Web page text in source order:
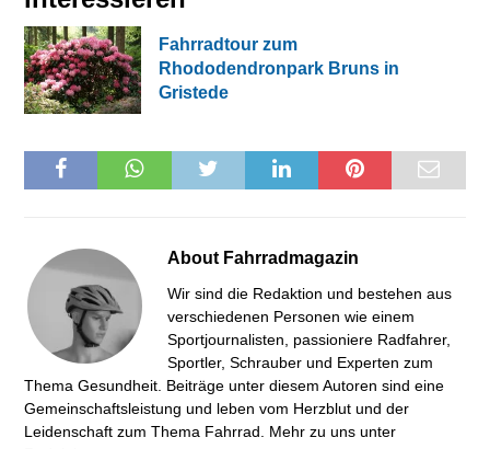
Fahrradtour zum
Rhododendronpark Bruns in
Gristede
About Fahrradmagazin
Wir sind die Redaktion und bestehen aus
verschiedenen Personen wie einem
Sportjournalisten, passioniere Radfahrer,
Sportler, Schrauber und Experten zum
Thema Gesundheit. Beiträge unter diesem Autoren sind eine
Gemeinschaftsleistung und leben vom Herzblut und der
Leidenschaft zum Thema Fahrrad. Mehr zu uns unter